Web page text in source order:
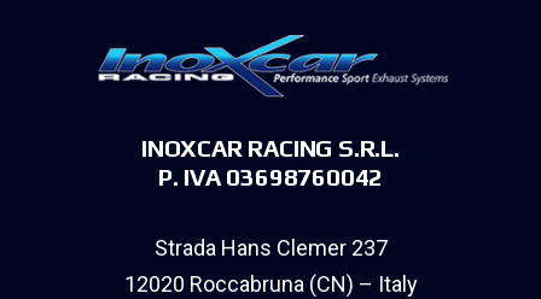
INOXCAR RACING S.R.L.
P. IVA 03698760042
Strada Hans Clemer 237
12020 Roccabruna (CN) – Italy